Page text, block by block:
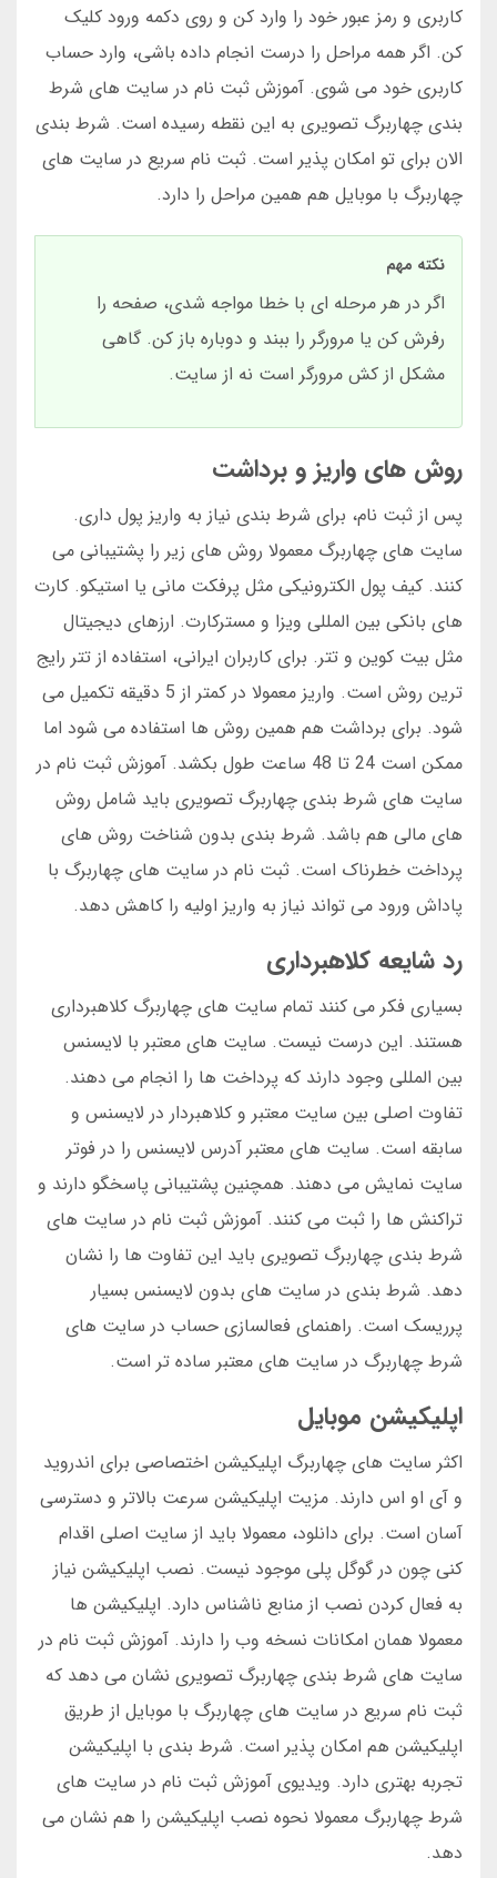
کاربری و رمز عبور خود را وارد کن و روی دکمه ورود کلیک
کن. اگر همه مراحل را درست انجام داده باشی، وارد حساب
کاربری خود می شوی. آموزش ثبت نام در سایت های شرط
بندی چهاربرگ تصویری به این نقطه رسیده است. شرط بندی
الان برای تو امکان پذیر است. ثبت نام سریع در سایت های
چهاربرگ با موبایل هم همین مراحل را دارد.
نکته مهم
اگر در هر مرحله ای با خطا مواجه شدی، صفحه را
رفرش کن یا مرورگر را ببند و دوباره باز کن. گاهی
مشکل از کش مرورگر است نه از سایت.
روش های واریز و برداشت
پس از ثبت نام، برای شرط بندی نیاز به واریز پول داری.
سایت های چهاربرگ معمولا روش های زیر را پشتیبانی می
کنند. کیف پول الکترونیکی مثل پرفکت مانی یا استیکو. کارت
های بانکی بین المللی ویزا و مسترکارت. ارزهای دیجیتال
مثل بیت کوین و تتر. برای کاربران ایرانی، استفاده از تتر رایج
ترین روش است. واریز معمولا در کمتر از 5 دقیقه تکمیل می
شود. برای برداشت هم همین روش ها استفاده می شود اما
ممکن است 24 تا 48 ساعت طول بکشد. آموزش ثبت نام در
سایت های شرط بندی چهاربرگ تصویری باید شامل روش
های مالی هم باشد. شرط بندی بدون شناخت روش های
پرداخت خطرناک است. ثبت نام در سایت های چهاربرگ با
پاداش ورود می تواند نیاز به واریز اولیه را کاهش دهد.
رد شایعه کلاهبرداری
بسیاری فکر می کنند تمام سایت های چهاربرگ کلاهبرداری
هستند. این درست نیست. سایت های معتبر با لایسنس
بین المللی وجود دارند که پرداخت ها را انجام می دهند.
تفاوت اصلی بین سایت معتبر و کلاهبردار در لایسنس و
سابقه است. سایت های معتبر آدرس لایسنس را در فوتر
سایت نمایش می دهند. همچنین پشتیبانی پاسخگو دارند و
تراکنش ها را ثبت می کنند. آموزش ثبت نام در سایت های
شرط بندی چهاربرگ تصویری باید این تفاوت ها را نشان
دهد. شرط بندی در سایت های بدون لایسنس بسیار
پرریسک است. راهنمای فعالسازی حساب در سایت های
شرط چهاربرگ در سایت های معتبر ساده تر است.
اپلیکیشن موبایل
اکثر سایت های چهاربرگ اپلیکیشن اختصاصی برای اندروید
و آی او اس دارند. مزیت اپلیکیشن سرعت بالاتر و دسترسی
آسان است. برای دانلود، معمولا باید از سایت اصلی اقدام
کنی چون در گوگل پلی موجود نیست. نصب اپلیکیشن نیاز
به فعال کردن نصب از منابع ناشناس دارد. اپلیکیشن ها
معمولا همان امکانات نسخه وب را دارند. آموزش ثبت نام در
سایت های شرط بندی چهاربرگ تصویری نشان می دهد که
ثبت نام سریع در سایت های چهاربرگ با موبایل از طریق
اپلیکیشن هم امکان پذیر است. شرط بندی با اپلیکیشن
تجربه بهتری دارد. ویدیوی آموزش ثبت نام در سایت های
شرط چهاربرگ معمولا نحوه نصب اپلیکیشن را هم نشان می
دهد.